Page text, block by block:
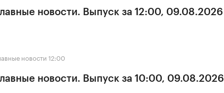
новости. Выпуск за 12:00, 09.08.2026
новости 12:00
Главные новости. Выпуск за 10:00, 09.08.2026